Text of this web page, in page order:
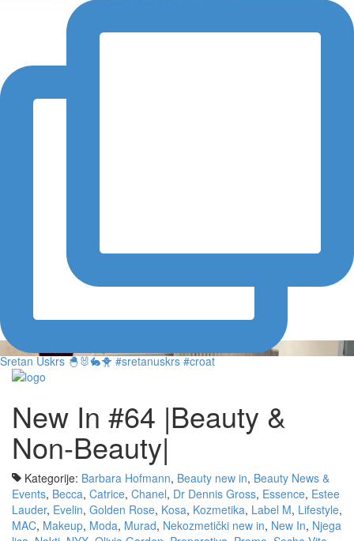
Sretan Uskrs 🐣🐰🐇🐥 #sretanuskrs #croat
New In #64 |Beauty &
Non-Beauty|
Kategorije: Barbara Hofmann, Beauty new in, Beauty News &
Events, Becca, Catrice, Chanel, Dr Dennis Gross, Essence, Estee
Lauder, Evelin, Golden Rose, Kosa, Kozmetika, Label M, Lifestyle,
MAC, Makeup, Moda, Murad, Nekozmetički new in, New In, Njega